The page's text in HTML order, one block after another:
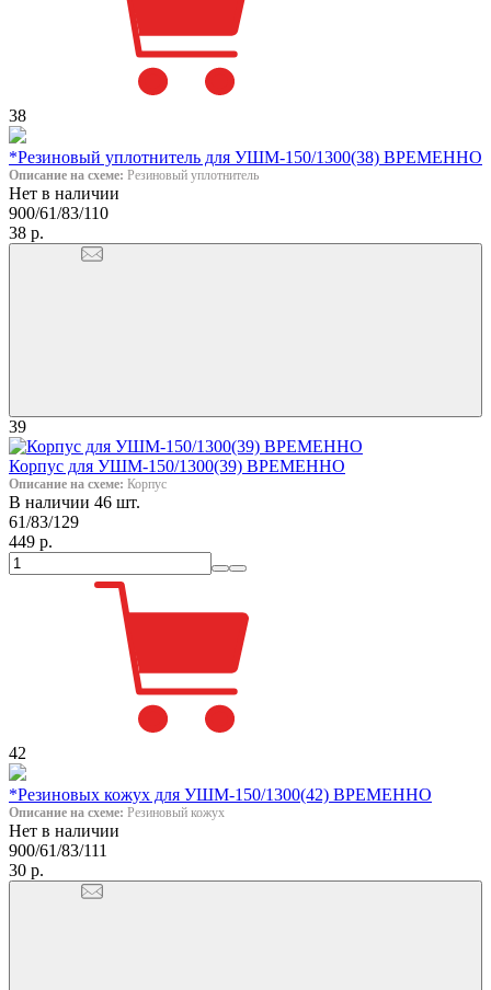
38
*Резиновый уплотнитель для УШМ-150/1300(38) ВРЕМЕННО
Описание на схеме: Резиновый уплотнитель
Нет в наличии
900/61/83/110
38 р.
39
Корпус для УШМ-150/1300(39) ВРЕМЕННО
Описание на схеме: Корпус
В наличии 46 шт.
61/83/129
449 р.
42
*Резиновых кожух для УШМ-150/1300(42) ВРЕМЕННО
Описание на схеме: Резиновый кожух
Нет в наличии
900/61/83/111
30 р.